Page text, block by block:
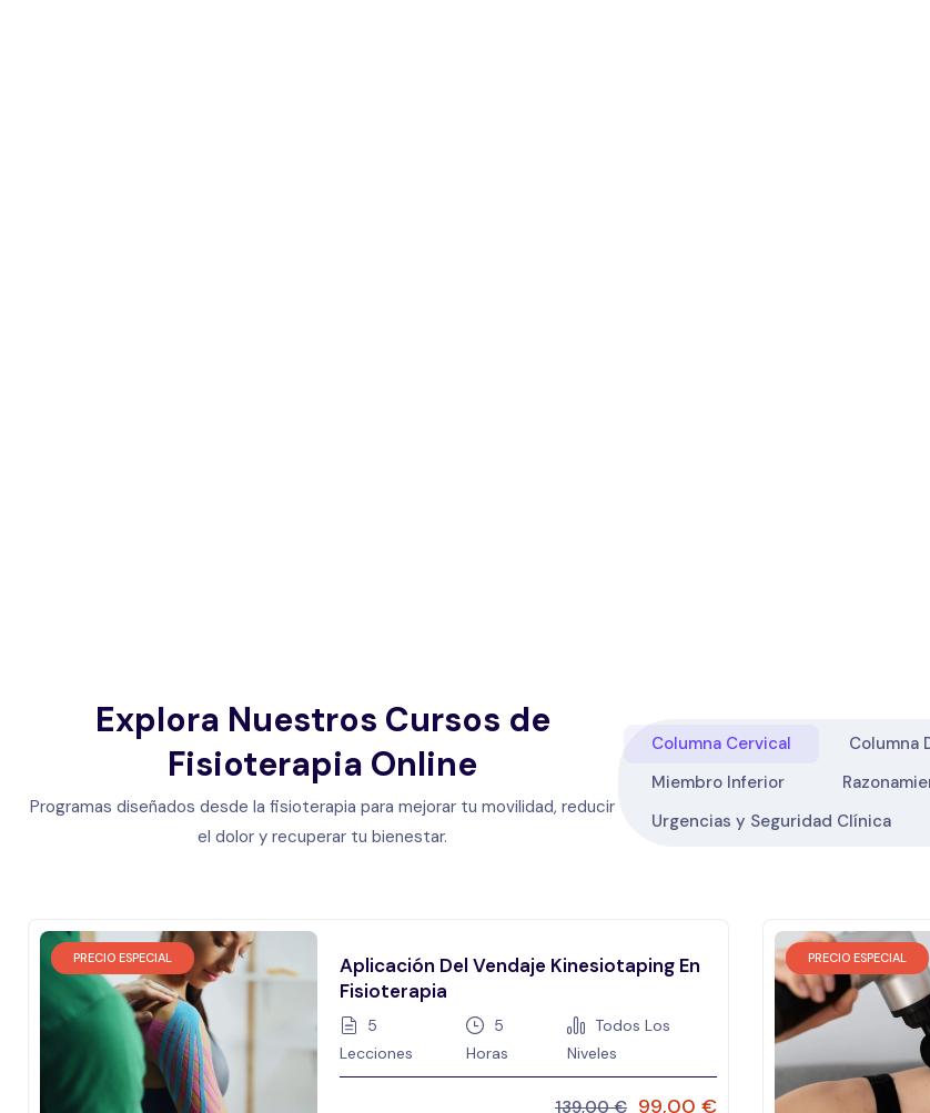
Explora Nuestros Cursos de
Fisioterapia Online
Programas diseñados desde la fisioterapia para mejorar tu movilidad, reducir
el dolor y recuperar tu bienestar.
Columna Cervical Columna
Miembro Inferior
Urgencias y Seguridad Clínica
PRECIO ESPECIAL
Aplicación Del Vendaje Kinesiotaping En
Fisioterapia
5
Lecciones
5
Horas
Todos Los
Niveles
139,00€ 99,00 €
PRECIO ESPECIAL